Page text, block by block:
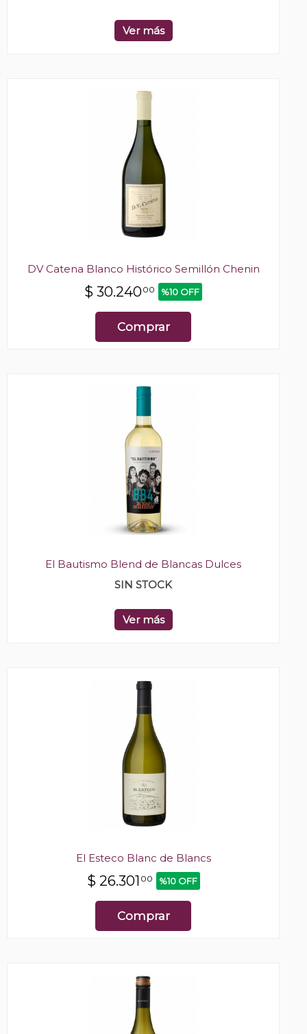
Ver más
DV Catena Blanco Histórico Semillón Chenin
$ 30.24000 %10 OFF
Comprar
El Bautismo Blend de Blancas Dulces
SIN STOCK
Ver más
El Esteco Blanc de Blancs
$ 26.301 00 %10 OFF
Comprar